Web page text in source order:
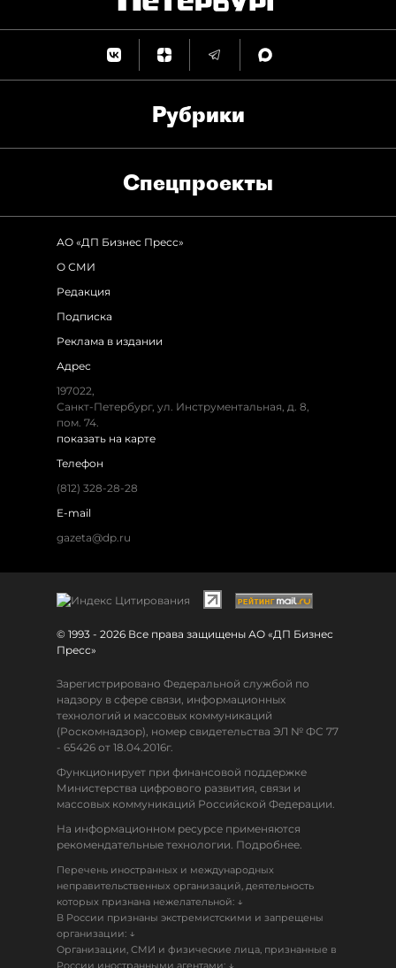
Рубрики
Спец­проекты
АО «ДП Бизнес Пресс»
О СМИ
Редакция
Подписка
Реклама в издании
Адрес
197022,
Санкт-Петербург, ул. Инструментальная, д. 8,
пом. 74.
показать на карте
Телефон
(812) 328-28-28
E-mail
gazeta@dp.ru
© 1993 - 2026 Все права защищены АО «ДП Бизнес
Пресс»
Зарегистрировано Федеральной службой по
надзору в сфере связи, информационных
технологий и массовых коммуникаций
(Роскомнадзор), номер свидетельства ЭЛ № ФС 77
- 65426 от 18.04.2016г.
Функционирует при финансовой поддержке
Министерства цифрового развития, связи и
массовых коммуникаций Российской Федерации.
На информационном ресурсе применяются
рекомендательные технологии. Подробнее.
Перечень иностранных и международных
неправительственных организаций, деятельность
которых признана нежелательной: ↓
В России признаны экстремистскими и запрещены
организации: ↓
Организации, СМИ и физические лица, признанные в
России иностранными агентами: ↓